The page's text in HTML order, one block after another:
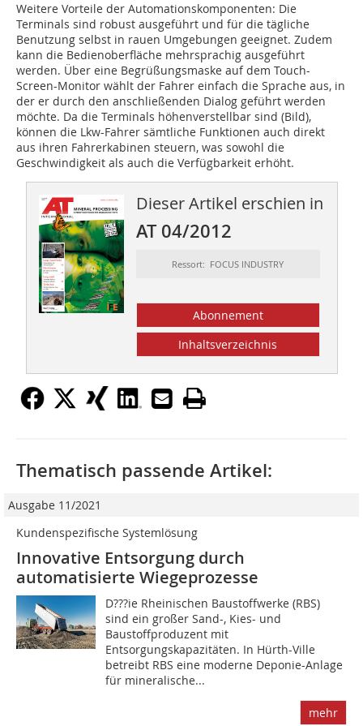
Weitere Vorteile der Automationskomponenten: Die
Terminals sind robust ausgeführt und für die tägliche
Benutzung selbst in rauen Umgebungen geeignet. Zudem
kann die Bedienoberfläche mehrsprachig ausgeführt
werden. Über eine Begrüßungsmaske auf dem Touch-
Screen-Monitor wählt der Fahrer einfach die Sprache aus, in
der er durch den anschließenden Dialog geführt werden
möchte. Da die Terminals höhenverstellbar sind (Bild),
können die Lkw-Fahrer sämtliche Funktionen auch direkt
aus ihren Fahrerkabinen steuern, was sowohl die
Geschwindigkeit als auch die Verfügbarkeit erhöht.
Dieser Artikel erschien in
AT 04/2012
Ressort: FOCUS INDUSTRY
Abonnement
Inhaltsverzeichnis
Thematisch passende Artikel:
Ausgabe 11/2021
Kundenspezifische Systemlösung
Innovative Entsorgung durch
automatisierte Wiegeprozesse
D???ie Rheinischen Baustoffwerke (RBS)
sind ein großer Sand-, Kies- und
Baustoffproduzent mit
Entsorgungskapazitäten. In Hürth-Ville
betreibt RBS eine moderne Deponie-Anlage
für mineralische...
mehr